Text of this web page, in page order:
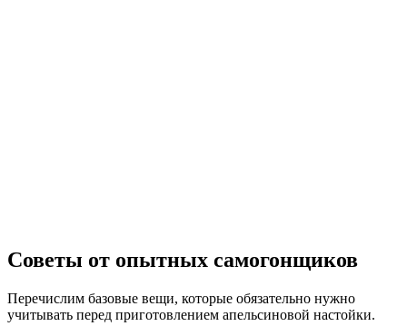
Советы от опытных самогонщиков
Перечислим базовые вещи, которые обязательно нужно
учитывать перед приготовлением апельсиновой настойки.